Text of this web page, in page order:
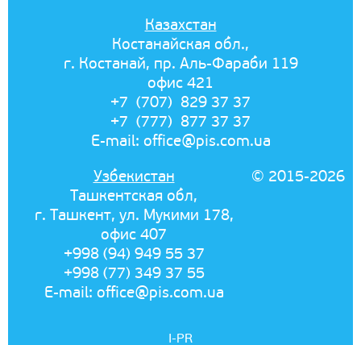
Казахстан
Костанайская обл.,
г. Костанай, пр. Аль-Фараби 119
офис 421
+7 (707) 829 37 37
+7 (777) 877 37 37
E-mail: office@pis.com.ua
Узбекистан
Ташкентская обл,
г. Ташкент, ул. Мукими 178,
офис 407
+998 (94) 949 55 37
+998 (77) 349 37 55
E-mail: office@pis.com.ua
© 2015-2026
I-PR